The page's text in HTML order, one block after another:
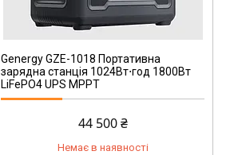
Genergy GZE-1018 Портативна
зарядна станція 1024Вт⋅год 1800Вт
LiFePO4 UPS MPPT
44 500 ₴
Немає в наявності